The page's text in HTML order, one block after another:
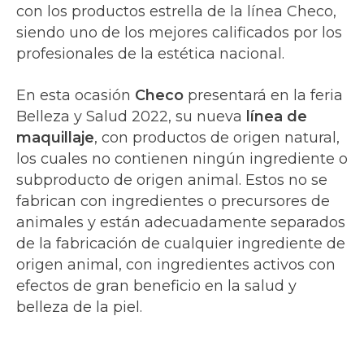
con los productos estrella de la línea Checo,
siendo uno de los mejores calificados por los
profesionales de la estética nacional.
En esta ocasión Checo presentará en la feria
Belleza y Salud 2022, su nueva línea de
maquillaje, con productos de origen natural,
los cuales no contienen ningún ingrediente o
subproducto de origen animal. Estos no se
fabrican con ingredientes o precursores de
animales y están adecuadamente separados
de la fabricación de cualquier ingrediente de
origen animal, con ingredientes activos con
efectos de gran beneficio en la salud y
belleza de la piel.